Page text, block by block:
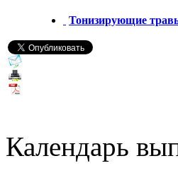
Тонизирующие
Календарь